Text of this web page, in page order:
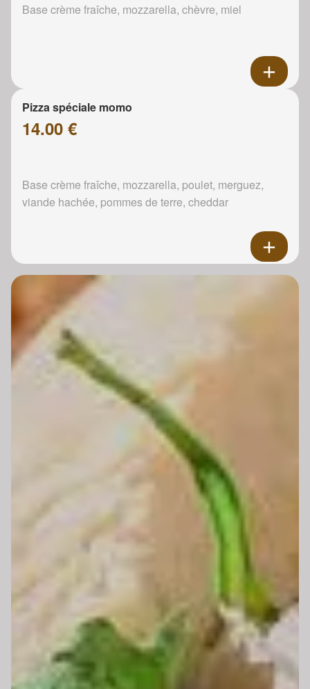
Base crème fraîche, mozzarella, chèvre, miel
Pizza spéciale momo
14.00 €
Base crème fraîche, mozzarella, poulet, merguez,
viande hachée, pommes de terre, cheddar